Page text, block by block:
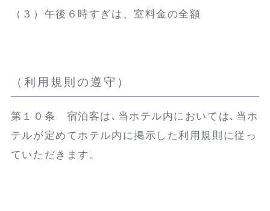
（３）午後６時すぎは、室料金の全額
（利用規則の遵守）
第１０条 宿泊客は､当ホテル内においては､当ホ
テルが定めてホテル内に掲示した利用規則に従っ
ていただきます。